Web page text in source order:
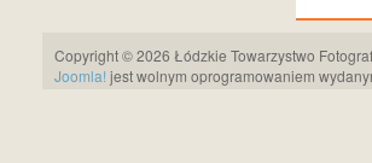
Copyright © 2026 Łódzkie Towarzystwo
Joomla! jest wolnym oprogramowaniem